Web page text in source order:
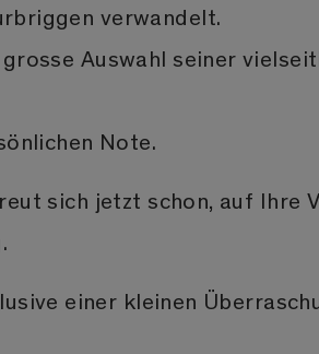
verwandelt.
Auswahl seiner
Note.
sich jetzt schon, auf Ihre
einer kleinen